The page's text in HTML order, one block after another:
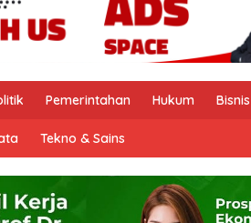
Pemerintahan Hukum Bisnis
Tekno & Sains